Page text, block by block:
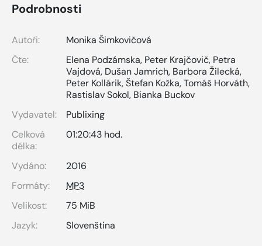
Podrobnosti
Autoři:
Monika Šimkovičová
Čte:
Elena Podzámska, Peter Krajčovič, Petra
Vajdová, Dušan Jamrich, Barbora Žilecká,
Peter Kollárik,Štefan Kožka,Tomáš Horváth,
Rastislav Sokol, Bianka Buckov
Vydavatel:
Publixing
Celková
délka:
01:20:43 hod.
Vydáno:
2016
Formáty:
MP3
Velikost:
75 MiB
Jazyk:
Slovenština